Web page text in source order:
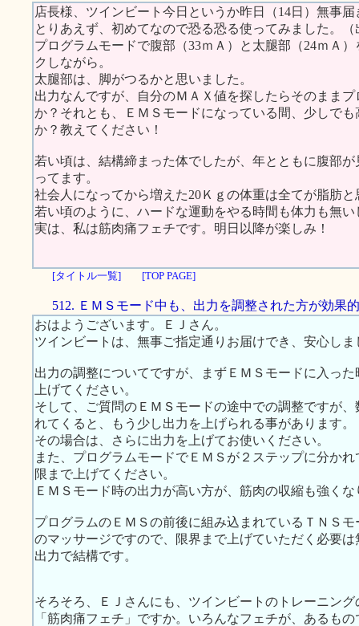
店長様、ツインビート今日というか昨日（14日）無事
とりあえず、初めてなので恐る恐る使ってみました。
プログラムモードで腹部（33ｍＡ）と太腿部（24ｍＡ
クしながら。
太腿部は、脚がつるかと思いました。
出力なんですが、自分のＭＡＸ値を探したらそのまま
か？それとも、ＥＭＳモードになっている間、少しで
か？教えてください！
若い頃は、結構締まった体でしたが、年とともに腹部
ってます。
社会人になってから増えた20Ｋｇの体重は全てが脂肪
若い頃のように、ハードな運動をやる時間も体力も無い
実は、私は筋肉痛フェチです。明日以降が楽しみ！
[タイトル一覧] [TOP PAGE]
512. ＥＭＳモード中も、出力を調整された方が効果
おはようございます。ＥＪさん。
ツインビートは、無事ご指定通りお届けでき、安心しま
出力の調整についてですが、まずＥＭＳモードに入っ
上げてください。
そして、ご質問のＥＭＳモードの途中での調整ですが
れてくると、もう少し出力を上げられる事があります。
その場合は、さらに出力を上げてお使いください。
また、プログラムモードでＥＭＳが２ステップに分か
限まで上げてください。
ＥＭＳモード時の出力が高い方が、筋肉の収縮も強く
プログラムのＥＭＳの前後に組み込まれているＴＮＳ
のマッサージですので、限界まで上げていただく必要
出力で結構です。
そろそろ、ＥＪさんにも、ツインビートのトレーニン
「筋肉痛フェチ」ですか。いろんなフェチが、あるも